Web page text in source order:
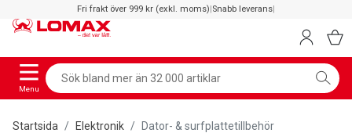
Fri frakt över 999 kr (exkl. moms)|Snabb leverans|
Menu
Startsida Elektronik Dator- & surfplattetillbehör